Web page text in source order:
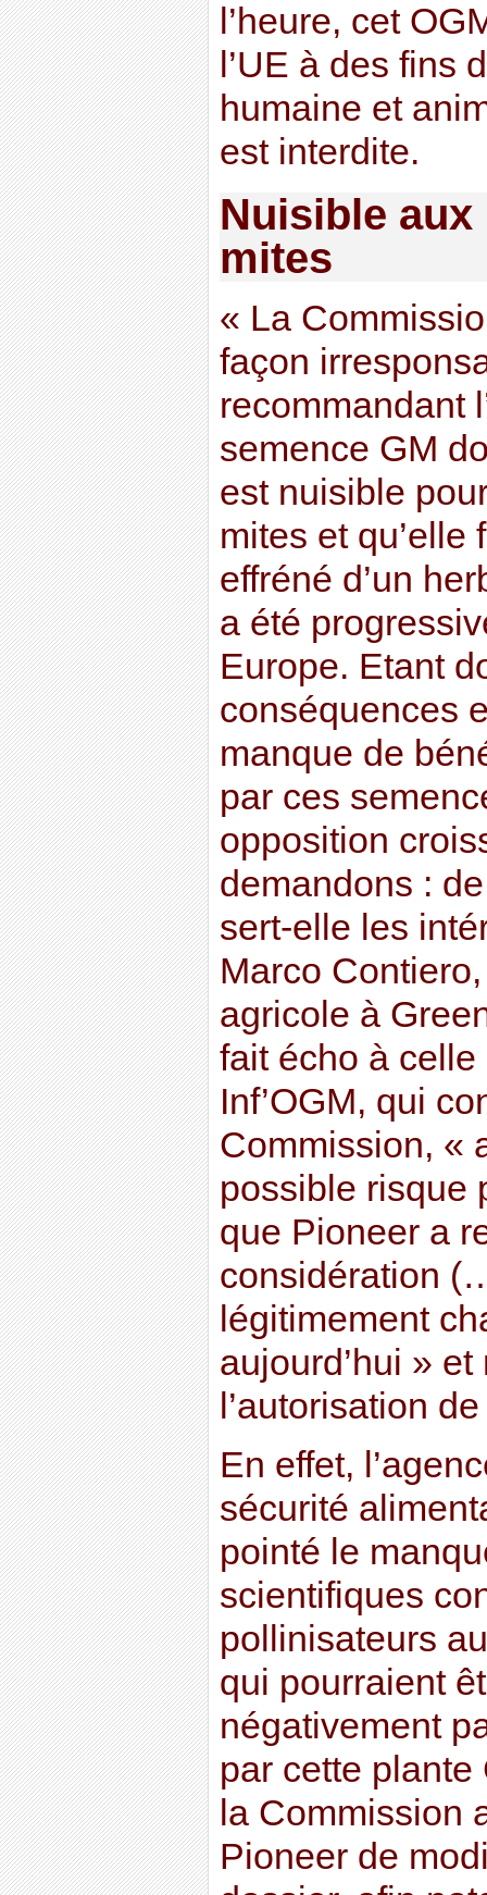
l’heure, cet
l’UE à des fins
humaine et
est interdite.
Nuisible
mites
« La
façon
recommandant
semence GM
est nuisible
mites et qu’elle
effréné d’un
a été
Europe. Etant
conséquences
manque de
par ces
opposition
demandons :
sert-elle les
Marco
agricole à
fait écho à celle
Inf’OGM, qui
Commission, «
possible risque
que Pioneer a
considération
légitimement
aujourd’hui »
l’autorisation
En effet,
sécurité
pointé le
scientifiques
pollinisateurs
qui pourraient
négativement
par cette plante
la Commission
Pioneer de